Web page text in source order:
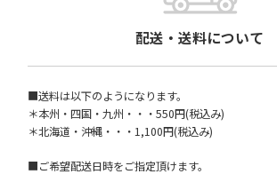
配送・送料について
■送料は以下のようになります。
＊本州・四国・九州・・・550円(税込み)
＊北海道・沖縄・・・1,100円(税込み)
■ご希望配送日時をご指定頂けます。